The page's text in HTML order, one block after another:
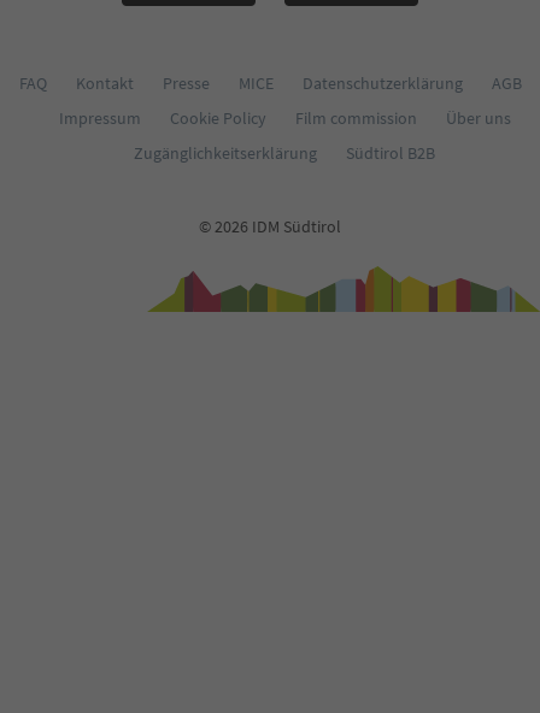
FAQ Kontakt Presse MICE Datenschutzerklärung
AGB
Impressum
Cookie Policy Film commission
Über uns
Zugänglichkeitserklärung
Südtirol B2B
© 2026 IDM Südtirol